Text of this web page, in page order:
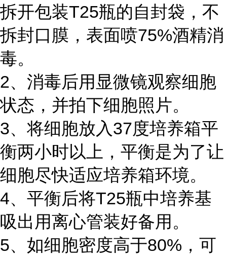
拆开包装T25瓶的自封袋，不
拆封口膜，表面喷75%酒精消
毒。
2、消毒后用显微镜观察细胞
状态，并拍下细胞照片。
3、将细胞放入37度培养箱平
衡两小时以上，平衡是为了让
细胞尽快适应培养箱环境。
4、平衡后将T25瓶中培养基
吸出用离心管装好备用。
5、如细胞密度高于80%，可